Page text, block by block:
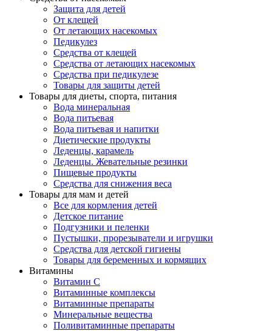
Защита для детей
От клещей
От летающих насекомых
Педикулез
Средства от клещей
Средства от летающих насекомых
Средства при педикулезе
Товары для защиты детей
Товары для диеты, спорта, питания
Вода минеральная
Вода питьевая
Вода питьевая и напитки
Диетические продукты
Леденцы, карамель
Леденцы. Жевательные резинки
Пищевые продукты
Средства для снижения веса
Товары для мам и детей
Все для кормления детей
Детское питание
Подгузники и пеленки
Пустышки, прорезыватели и игрушки
Средства для детской гигиены
Товары для беременных и кормящих
Витамины
Витамин С
Витаминные комплексы
Витаминные препараты
Минеральные вещества
Поливитаминные препараты